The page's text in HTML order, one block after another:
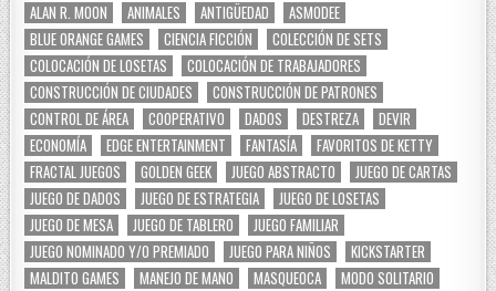
ALAN R. MOON ANIMALES ANTIGÜEDAD
ASMODEE
BLUE ORANGE GAMES
CIENCIA FICCIÓN
COLECCIÓN DE SETS
COLOCACIÓN DE LOSETAS
COLOCACIÓN DE TRABAJADORES
CONSTRUCCIÓN DE CIUDADES
CONSTRUCCIÓN DE PATRONES
CONTROL DE ÁREA
COOPERATIVO DADOS DESTREZA
DEVIR
ECONOMÍA
EDGE ENTERTAINMENT FANTASÍA
FAVORITOS DE KETTY
FRACTAL JUEGOS
GOLDEN GEEK JUEGO ABSTRACTO
JUEGO DE CARTAS
JUEGO DE DADOS
JUEGO DE ESTRATEGIA
JUEGO DE LOSETAS
JUEGO DE MESA
JUEGO DE TABLERO
JUEGO FAMILIAR
JUEGO NOMINADO Y/O PREMIADO
JUEGO PARA NIÑOS
KICKSTARTER
MALDITO GAMES
MANEJO DE MANO MASQUEOCA
MODO SOLITARIO